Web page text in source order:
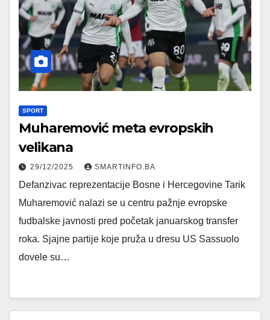
SPORT
Muharemović meta evropskih
velikana
29/12/2025 SMARTINFO.BA
Defanzivac reprezentacije Bosne i Hercegovine Tarik
Muharemović nalazi se u centru pažnje evropske
fudbalske javnosti pred početak januarskog transfer
roka. Sjajne partije koje pruža u dresu US Sassuolo
dovele su…